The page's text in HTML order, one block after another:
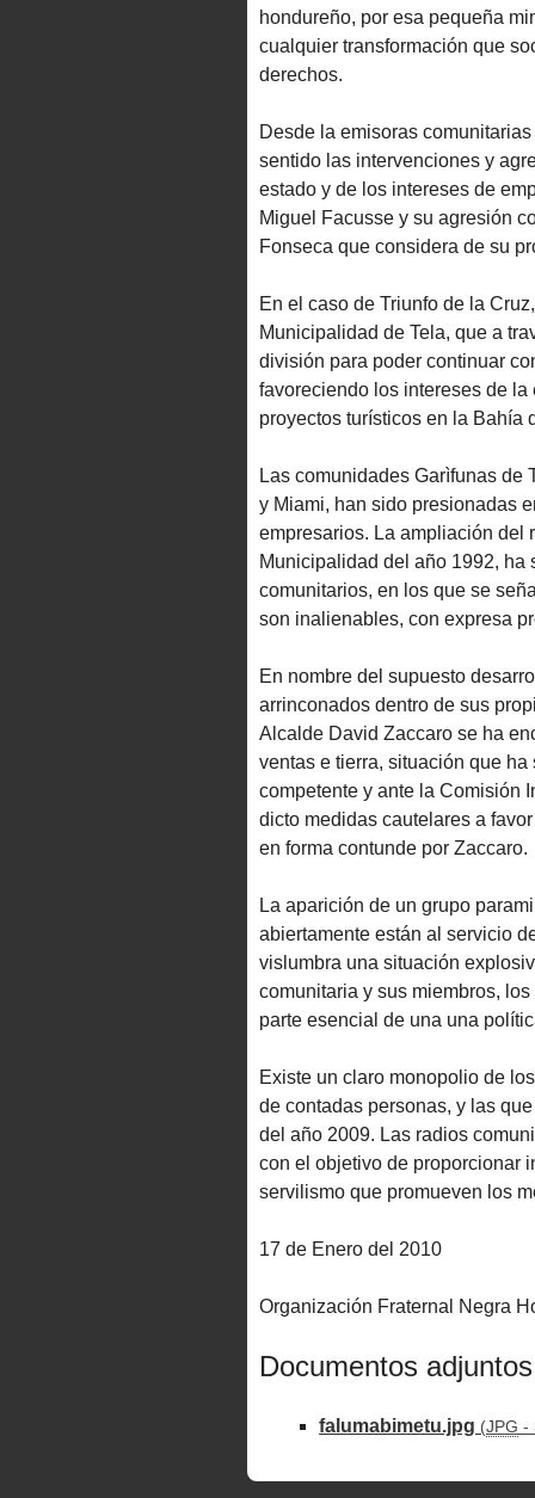
hondureño, por esa pequeña
cualquier transformación que
derechos.
Desde la emisoras
sentido las intervenciones y
estado y de los intereses de
Miguel Facusse y su agresión
Fonseca que considera de su
En el caso de Triunfo de la
Municipalidad de Tela, que a
división para poder continuar
favoreciendo los intereses de
proyectos turísticos en la Bahía
Las comunidades Garìfunas de
y Miami, han sido presionadas
empresarios. La ampliación del
Municipalidad del año 1992,
comunitarios, en los que se
son inalienables, con expresa
En nombre del supuesto
arrinconados dentro de sus
Alcalde David Zaccaro se ha
ventas e tierra, situación que
competente y ante la Comisión
dicto medidas cautelares a
en forma contunde por Zaccaro.
La aparición de un grupo
abiertamente están al servicio
vislumbra una situación
comunitaria y sus miembros,
parte esencial de una una
Existe un claro monopolio de
de contadas personas, y las
del año 2009. Las radios
con el objetivo de proporcionar
servilismo que promueven los
17 de Enero del 2010
Organización Fraternal Negra
Documentos adjuntos
falumabimetu.jpg (JPG -